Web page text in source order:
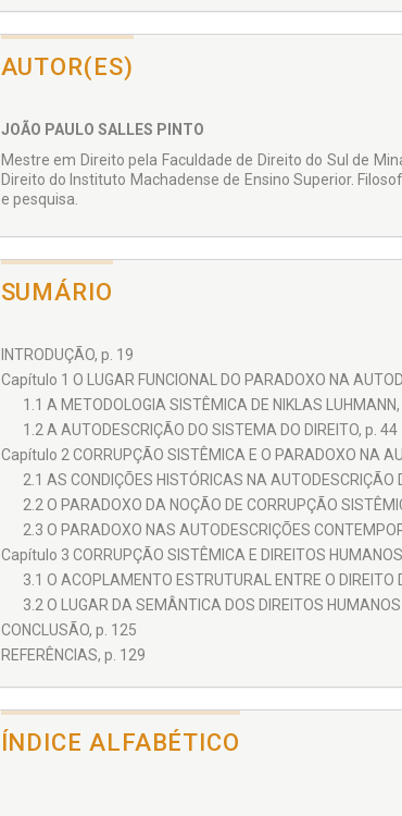
AUTOR(ES)
JOÃO PAULO SALLES PINTO
Mestre em Direito pela Faculdade de Direito do Sul de
Direito do Instituto Machadense de Ensino Superior.
e pesquisa.
SUMÁRIO
INTRODUÇÃO, p. 19
Capítulo 1 O LUGAR FUNCIONAL DO PARADOXO NA
1.1 A METODOLOGIA SISTÊMICA DE NIKLAS
1.2 A AUTODESCRIÇÃO DO SISTEMA DO DIREITO, p. 44
Capítulo 2 CORRUPÇÃO SISTÊMICA E O PARADOXO NA
2.1 AS CONDIÇÕES HISTÓRICAS NA AUTODESCRIÇÃO
2.2 O PARADOXO DA NOÇÃO DE CORRUPÇÃO
2.3 O PARADOXO NAS AUTODESCRIÇÕES
Capítulo 3 CORRUPÇÃO SISTÊMICA E DIREITOS
3.1 O ACOPLAMENTO ESTRUTURAL ENTRE O
3.2 O LUGAR DA SEMÂNTICA DOS DIREITOS
CONCLUSÃO, p. 125
REFERÊNCIAS, p. 129
ÍNDICE ALFABÉTICO